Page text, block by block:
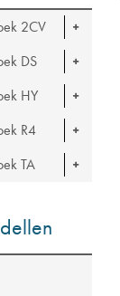
2CV
DS
HY
R4
TA